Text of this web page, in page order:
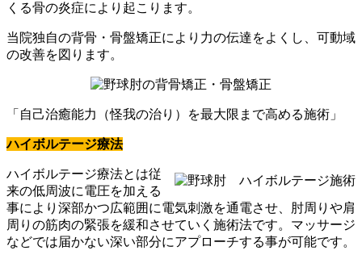
くる骨の炎症により起こります。
当院独自の背骨・骨盤矯正により力の伝達をよくし、可動域
の改善を図ります。
「自己治癒能力（怪我の治り）を最大限まで高める施術」
ハイボルテージ療法
ハイボルテージ療法とは従
来の低周波に電圧を加える
事により深部かつ広範囲に電気刺激を通電させ、肘周りや肩
周りの筋肉の緊張を緩和させていく施術法です。マッサージ
などでは届かない深い部分にアプローチする事が可能です。